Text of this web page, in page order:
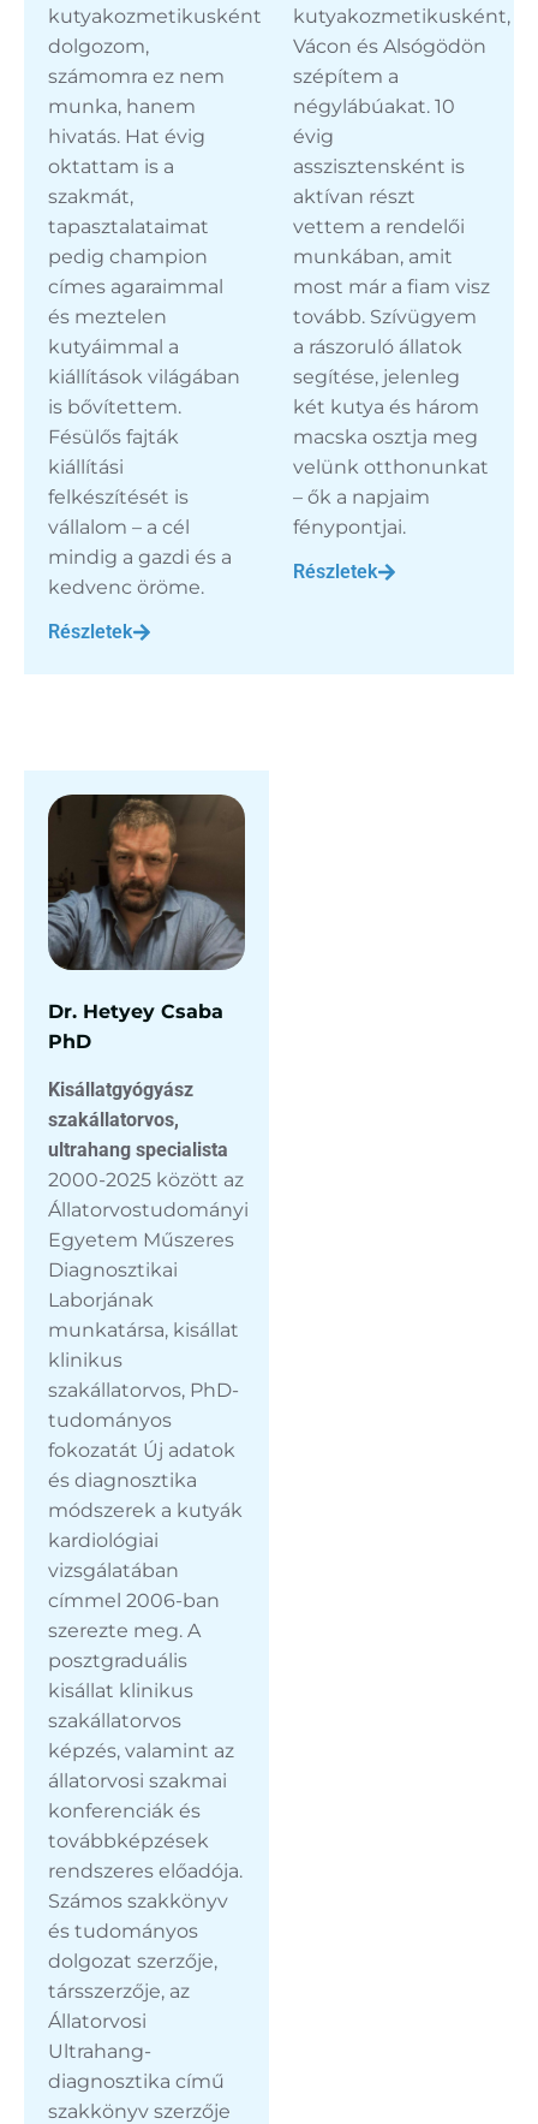
kutyakozmetikusként
dolgozom,
számomra ez nem
munka, hanem
hivatás. Hat évig
oktattam is a
szakmát,
tapasztalataimat
pedig champion
címes agaraimmal
és meztelen
kutyáimmal a
kiállítások világában
is bővítettem.
Fésülős fajták
kiállítási
felkészítését is
vállalom – a cél
mindig a gazdi és a
kedvenc öröme.
Részletek
kutyakozmetikusként,
Vácon és Alsógödön
szépítem a
négylábúakat. 10
évig
asszisztensként is
aktívan részt
vettem a rendelői
munkában, amit
most már a fiam visz
tovább. Szívügyem
a rászoruló állatok
segítése, jelenleg
két kutya és három
macska osztja meg
velünk otthonunkat
– ők a napjaim
fénypontjai.
Részletek
Dr. Hetyey Csaba
PhD
Kisállatgyógyász
szakállatorvos,
ultrahang specialista
2000-2025 között az
Állatorvostudományi
Egyetem Műszeres
Diagnosztikai
Laborjának
munkatársa, kisállat
klinikus
szakállatorvos, PhD-
tudományos
fokozatát Új adatok
és diagnosztika
módszerek a kutyák
kardiológiai
vizsgálatában
címmel 2006-ban
szerezte meg. A
posztgraduális
kisállat klinikus
szakállatorvos
képzés, valamint az
állatorvosi szakmai
konferenciák és
továbbképzések
rendszeres előadója.
Számos szakkönyv
és tudományos
dolgozat szerzője,
társszerzője, az
Állatorvosi
Ultrahang-
diagnosztika című
szakkönyv szerzője